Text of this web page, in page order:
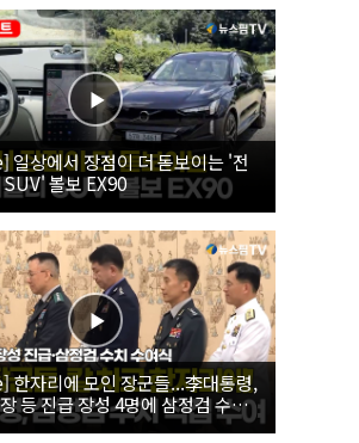
일상에서 장점이 더 돋보이는 '전
SUV' 볼보 EX90
한자리에 모인 장군들...李대통령,
등 진급 장성 4명에 삼정검 수치
26.08.07 장성 진급·삼정검 수치